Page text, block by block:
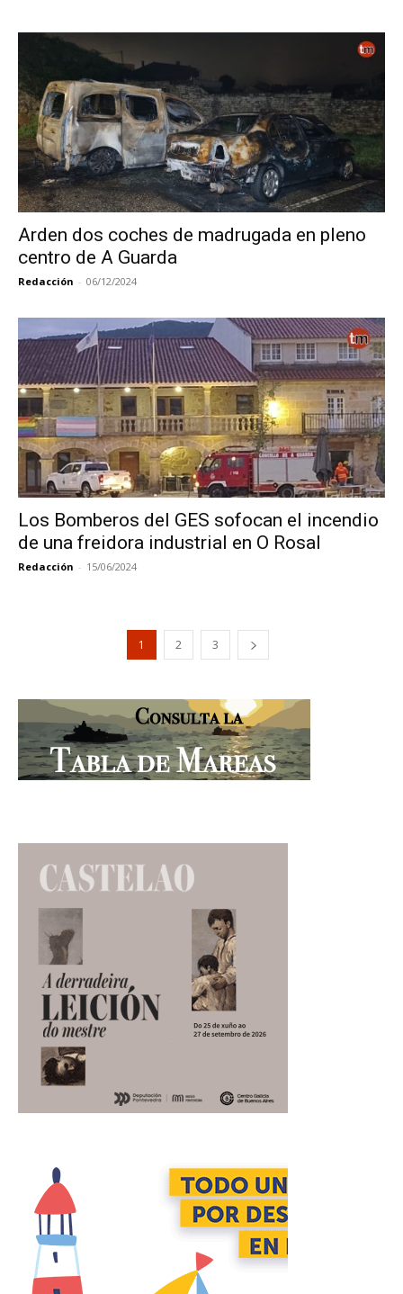
Arden dos coches de madrugada en pleno
centro de A Guarda
Redacción - 06/12/2024
Los Bomberos del GES sofocan el incendio
de una freidora industrial en O Rosal
Redacción - 15/06/2024
1 2 3